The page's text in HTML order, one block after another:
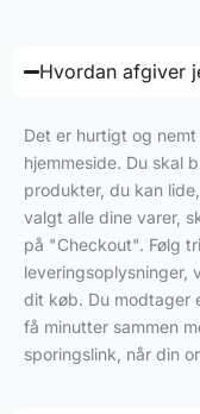
Hvordan afgiver
Det er hurtigt og
hjemmeside. Du skal
produkter, du kan
valgt alle dine varer,
på "Checkout". Følg
dit køb. Du modtager
få minutter sammen
sporingslink, når din